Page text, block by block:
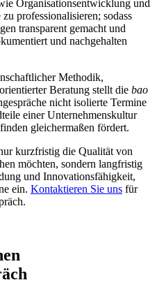
Organisationsentwicklung und
professionalisieren; sodass
transparent gemacht und
und nachgehalten
Methodik,
Beratung stellt die bao
nicht isolierte Termine
einer Unternehmenskultur
gleichermaßen fördert.
kurzfristig die Qualität von
möchten, sondern langfristig
und Innovationsfähigkeit,
ein. Kontaktieren Sie uns für